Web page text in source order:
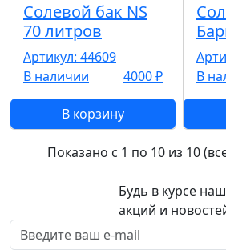
Солевой бак NS
70 литров
Артикул: 44609
В наличии
4000 ₽
В корзину
В
Показано с 1 по 10 из 10
Будь в курсе
акций и